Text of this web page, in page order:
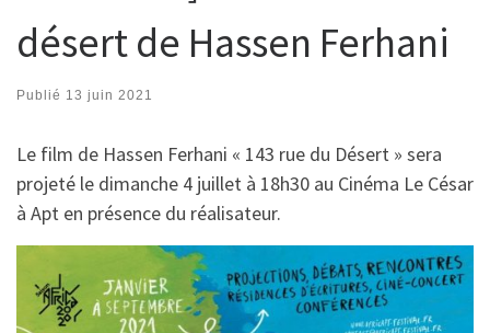
désert de Hassen Ferhani
Publié 13 juin 2021
Le film de Hassen Ferhani « 143 rue du Désert » sera
projeté le dimanche 4 juillet à 18h30 au Cinéma Le César
à Apt en présence du réalisateur.